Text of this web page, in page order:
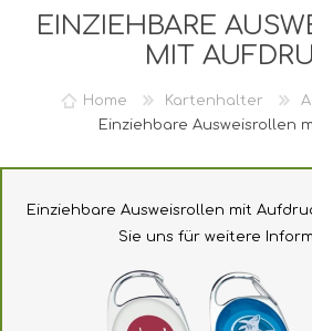
REGISTRIERUNG
EINZIEHBARE
MIT
Home Kartenhalter
Einziehbare Ausweisrollen
Einziehbare Ausweisrollen mit
Sie uns für weitere